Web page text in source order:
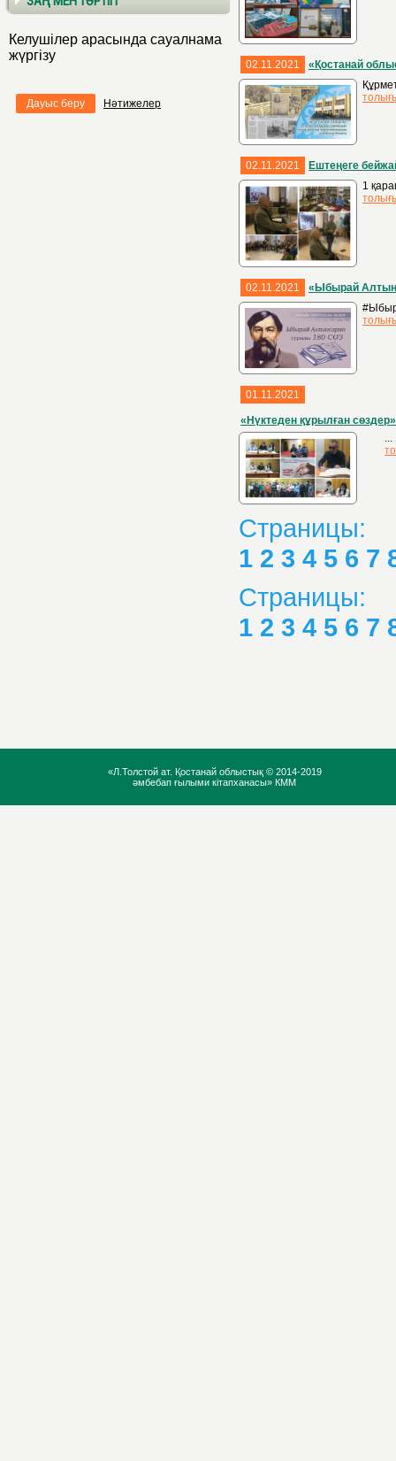
Келушілер арасында сауалнама
жүргізу
Дауыс беру Нәтижелер
02.11.2021
«Қостанай
02.11.2021
Ештеңеге
1
02.11.2021
«Ыбырай
01.11.2021
«Нүктеден құрылған сөздер»
...
Страницы:
1 2 3 4 5 6 7
Страницы:
1 2 3 4 5 6 7
«Л.Толстой ат. Қостанай облыстық © 2014-2019
әмбебап ғылыми кітапханасы» КММ